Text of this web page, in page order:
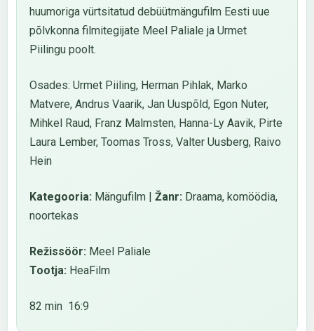
huumoriga vürtsitatud debüütmängufilm Eesti uue
põlvkonna filmitegijate Meel Paliale ja Urmet
Piilingu poolt.
Osades: Urmet Piiling, Herman Pihlak, Marko
Matvere, Andrus Vaarik, Jan Uuspõld, Egon Nuter,
Mihkel Raud, Franz Malmsten, Hanna-Ly Aavik, Pirte
Laura Lember, Toomas Tross, Valter Uusberg, Raivo
Hein
Kategooria: Mängufilm | Žanr: Draama, komöödia,
noortekas
Režissöör: Meel Paliale
Tootja: HeaFilm
82 min 16:9